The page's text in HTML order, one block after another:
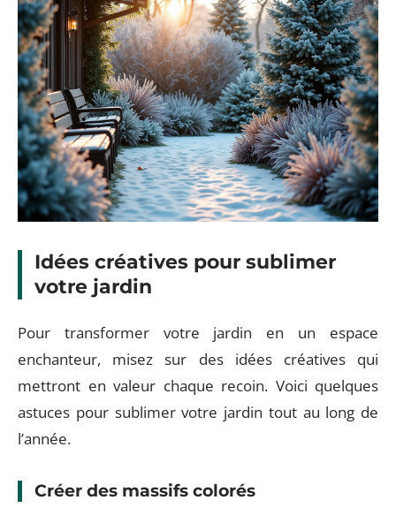
Idées créatives pour sublimer
votre jardin
Pour transformer votre jardin en un espace
enchanteur, misez sur des idées créatives qui
mettront en valeur chaque recoin. Voici quelques
astuces pour sublimer votre jardin tout au long de
l’année.
Créer des massifs colorés